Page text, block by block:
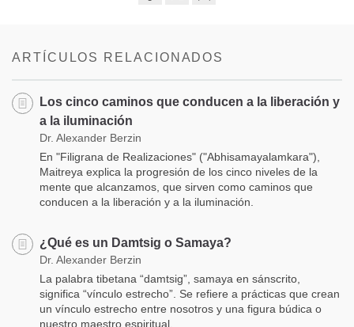
ARTÍCULOS RELACIONADOS
Los cinco caminos que conducen a la liberación y
a la iluminación
Dr. Alexander Berzin
En "Filigrana de Realizaciones" ("Abhisamayalamkara"),
Maitreya explica la progresión de los cinco niveles de la
mente que alcanzamos, que sirven como caminos que
conducen a la liberación y a la iluminación.
¿Qué es un Damtsig o Samaya?
Dr. Alexander Berzin
La palabra tibetana “damtsig”, samaya en sánscrito,
significa “vínculo estrecho”. Se refiere a prácticas que crean
un vínculo estrecho entre nosotros y una figura búdica o
nuestro maestro espiritual.